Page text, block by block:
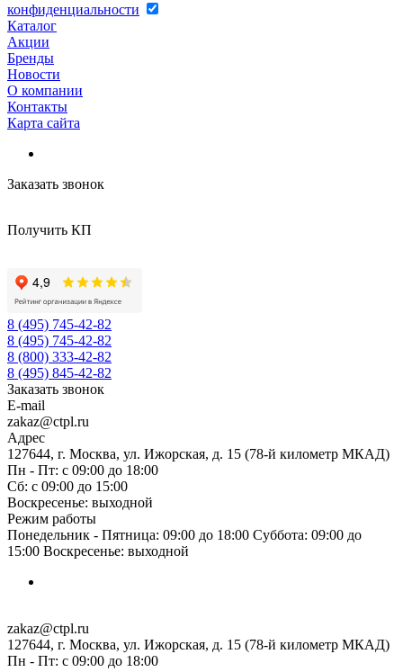
конфиденциальности
Каталог
Акции
Бренды
Новости
О компании
Контакты
Карта сайта
Заказать звонок
Получить КП
8 (495) 745-42-82
8 (495) 745-42-82
8 (800) 333-42-82
8 (495) 845-42-82
Заказать звонок
E-mail
zakaz@ctpl.ru
Адрес
127644, г. Москва, ул. Ижорская, д. 15 (78-й километр МКАД)
Пн - Пт: с 09:00 до 18:00
Сб: с 09:00 до 15:00
Воскресенье: выходной
Режим работы
Понедельник - Пятница: 09:00 до 18:00 Суббота: 09:00 до
15:00 Воскресенье: выходной
zakaz@ctpl.ru
127644, г. Москва, ул. Ижорская, д. 15 (78-й километр МКАД)
Пн - Пт: с 09:00 до 18:00